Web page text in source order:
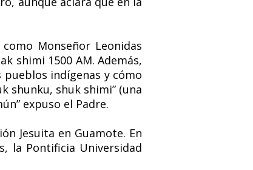
Monseñor Leonidas
shimi 1500 AM. Además,
indígenas y cómo
shunku, shuk shimi” (una
expuso el Padre.
Jesuita en Guamote. En
la Pontificia Universidad